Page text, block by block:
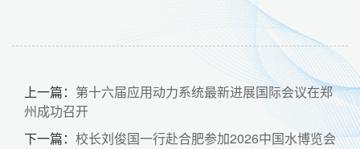
上一篇： 第十六届应用动力系统最新进展国际会议在郑
州成功召开
下一篇： 校长刘俊国一行赴合肥参加2026中国水博览会